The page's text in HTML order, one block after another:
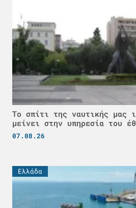
Το σπίτι της ναυτικής μας
μείνει στην υπηρεσία του
07.08.26
Ελλάδα